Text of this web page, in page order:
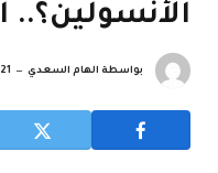
بواسطة الهام السعدي 21 يونيو، 2025